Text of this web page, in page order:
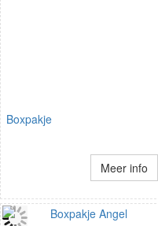
Boxpakje
Meer info